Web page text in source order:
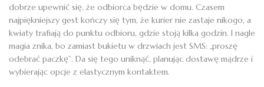
dobrze upewnić się, że odbiorca będzie w domu. Czasem
najpiękniejszy gest kończy się tym, że kurier nie zastaje nikogo, a
kwiaty trafiają do punktu odbioru, gdzie stoją kilka godzin. I nagle
magia znika, bo zamiast bukietu w drzwiach jest SMS: „proszę
odebrać paczkę”. Da się tego uniknąć, planując dostawę mądrze i
wybierając opcje z elastycznym kontaktem.